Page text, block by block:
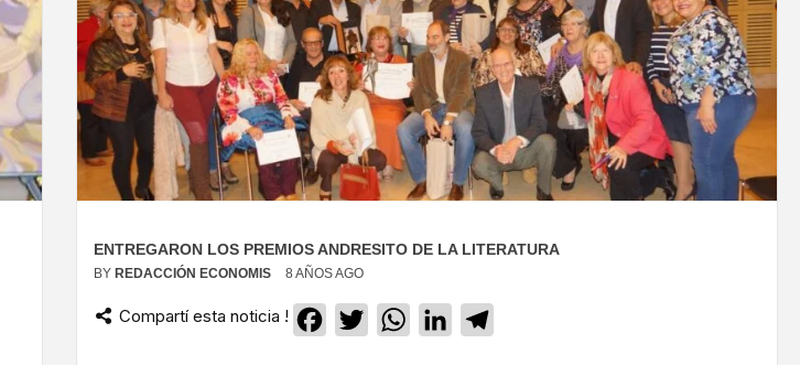
ENTREGARON LOS PREMIOS ANDRESITO DE LA LITERATURA
BY REDACCIÓN ECONOMIS 8 AÑOS AGO
Compartí esta noticia ! Facebook
TwitterWhatsApp
LinkedIn